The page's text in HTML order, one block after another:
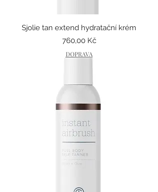
Sjolie tan extend hydratační krém
Cena
760,00 Kč
DOPRAVA